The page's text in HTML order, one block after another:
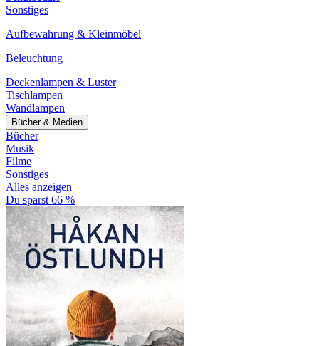
Sonstiges
Aufbewahrung & Kleinmöbel
Beleuchtung
Deckenlampen & Luster
Tischlampen
Wandlampen
Bücher & Medien
Bücher
Musik
Filme
Sonstiges
Alles anzeigen
Du sparst 66 %